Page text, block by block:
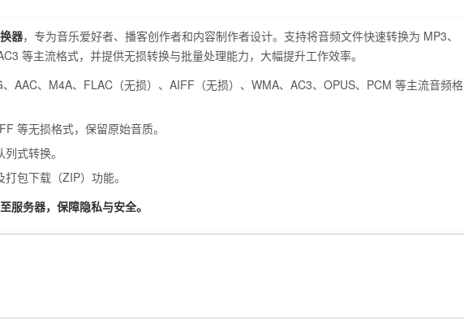
器，专为音乐爱好者、播客创作者和内容制作者设计。支持将音频文件快速转换为 MP3、
等主流格式，并提供无损转换与批量处理能力，大幅提升工作效率。
AAC、M4A、FLAC（无损）、AIFF（无损）、WMA、AC3、OPUS、PCM 等主流音频格
等无损格式，保留原始音质。
式转换。
包下载（ZIP）功能。
服务器，保障隐私与安全。